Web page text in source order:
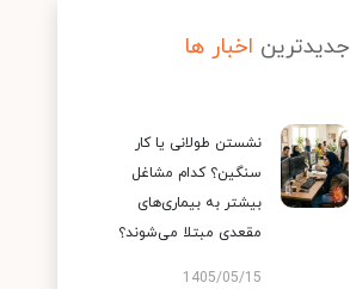
جدیدترین اخبار ها
نشستن طولانی یا کار
سنگین؟ کدام مشاغل
بیشتر به بیماری‌های
مقعدی مبتلا می‌شوند؟
1405/05/15